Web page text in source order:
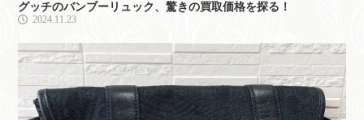
2024.11.23
グッチのバンブーリュック、驚きの買取価格を探る！